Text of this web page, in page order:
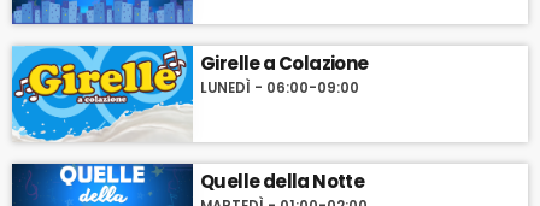
Girelle a Colazione
LUNEDÌ - 06:00-09:00
Quelle della Notte